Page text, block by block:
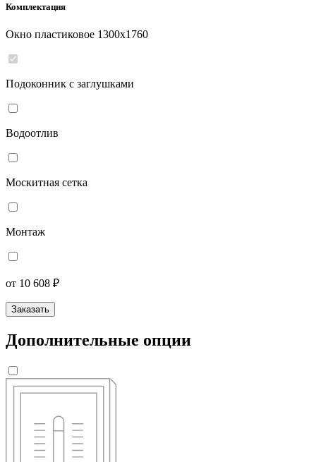
Комплектация
Окно пластиковое 1300x1760
Подоконник с заглушками
Водоотлив
Москитная сетка
Монтаж
от 10 608 ₽
Заказать
Дополнительные опции